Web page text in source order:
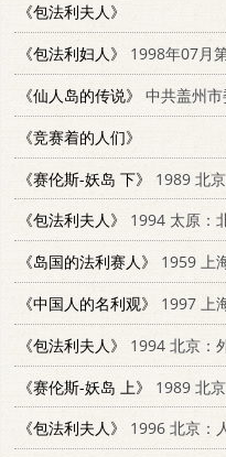
《包法利夫人》
《包法利妇人》
1998年07月
《仙人岛的传说》
中共盖州
《竞赛着的人们》
《赛伦斯-妖岛 下》
1989 北
《包法利夫人》
1994 太原：
《岛国的法利赛人》
1959 上
《中国人的名利观》
1997 上
《包法利夫人》
1994 北京：外语
《赛伦斯-妖岛 上》
1989 北
《包法利夫人》
1996 北京：